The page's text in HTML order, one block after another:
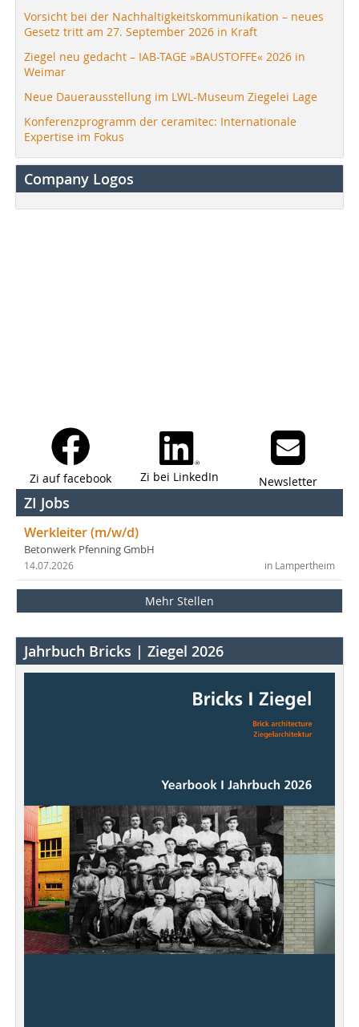
Vorsicht bei der Nachhaltigkeitskommunikation – neues
Gesetz tritt am 27. September 2026 in Kraft
Ziegel neu gedacht – IAB-TAGE »BAUSTOFFE« 2026 in
Weimar
Neue Dauerausstellung im LWL-Museum Ziegelei Lage
Konferenzprogramm der ceramitec: Internationale
Expertise im Fokus
Company Logos
Zi auf facebook Zi bei LinkedIn Newsletter
ZI Jobs
Werkleiter (m/w/d)
Betonwerk Pfenning GmbH
in Lampertheim
14.07.2026
Mehr Stellen
Jahrbuch Bricks | Ziegel 2026